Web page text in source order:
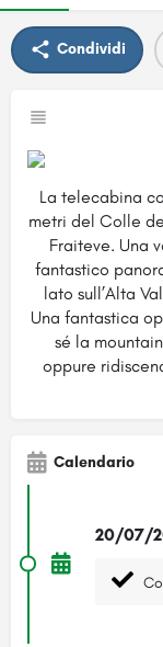
Condividi
La telecabina
metri del Colle
Fraiteve. Una
fantastico
lato sull’Alta
Una fantastica
sé la
oppure
Calendario
20/07/